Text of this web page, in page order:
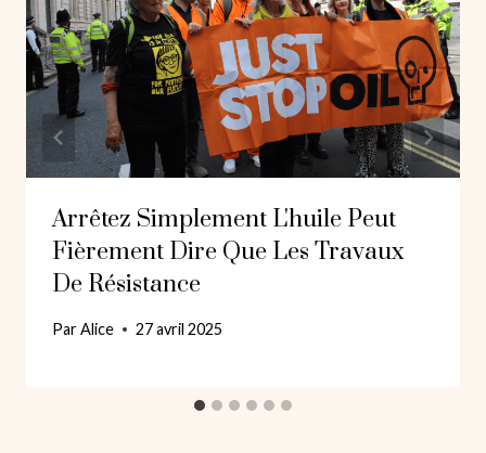
Arrêtez Simplement L'huile Peut
Fièrement Dire Que Les Travaux
De Résistance
ParAlice 27 avril 2025